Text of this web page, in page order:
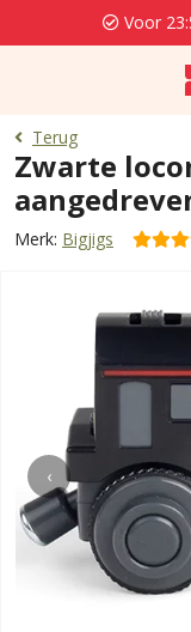
Voor
Terug
Zwarte
Merk: Bigjigs
‹